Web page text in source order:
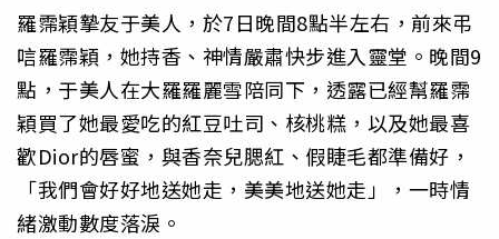
羅霈穎摯友于美人，於7日晚間8點半左右，前來弔
唁羅霈穎，她持香、神情嚴肅快步進入靈堂。晚間9
點，于美人在大羅羅麗雪陪同下，透露已經幫羅霈
穎買了她最愛吃的紅豆吐司、核桃糕，以及她最喜
歡Dior的唇蜜，與香奈兒腮紅、假睫毛都準備好，
「我們會好好地送她走，美美地送她走」，一時情
緒激動數度落淚。